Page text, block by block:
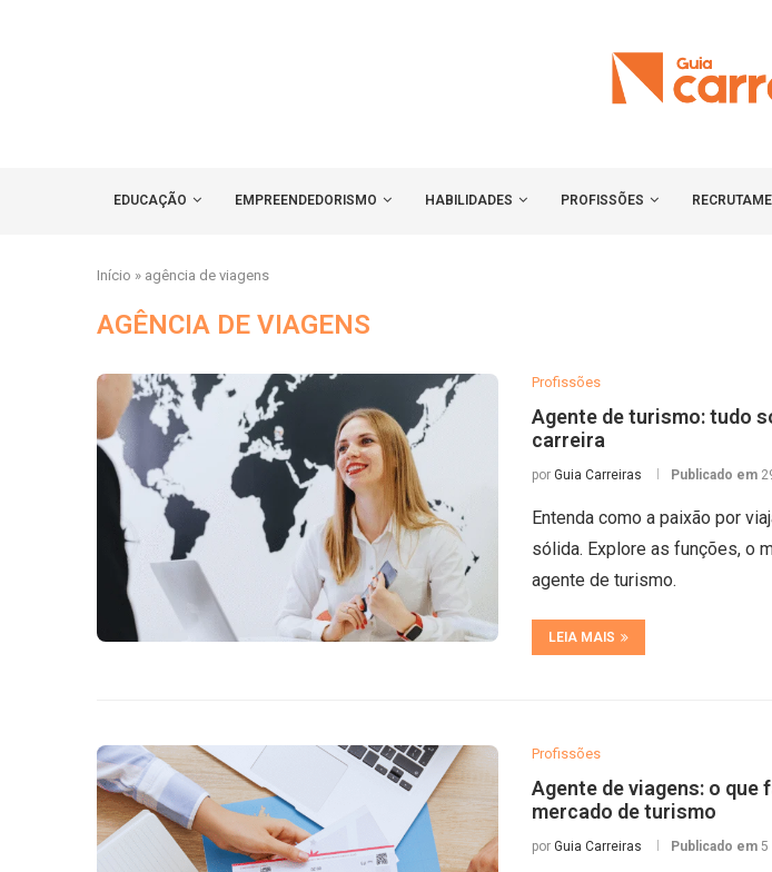
EDUCAÇÃO EMPREENDEDORISMO HABILIDADES PROFISSÕES
Início » agência de viagens
AGÊNCIA DE VIAGENS
Profissões
Agente de turismo: tudo
carreira
por Guia Carreiras Publicado em
Entenda como a paixão por
sólida. Explore as funções, o
agente de turismo.
LEIA MAIS
Profissões
Agente de viagens: o que
mercado de turismo
por Guia Carreiras Publicado em 5